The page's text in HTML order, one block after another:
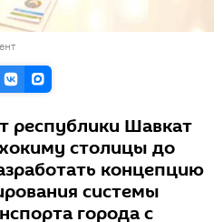
республики Шавкат
столицы до
концепцию
системы
города с